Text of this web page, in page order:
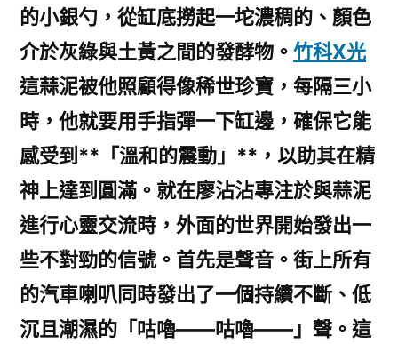
的小銀勺，從缸底撈起一坨濃稠的、顏色
介於灰綠與土黃之間的發酵物。 竹科X光
這蒜泥被他照顧得像稀世珍寶，每隔三小
時，他就要用手指彈一下缸邊，確保它能
感受到**「溫和的震動」**，以助其在精
神上達到圓滿。就在廖沾沾專注於與蒜泥
進行心靈交流時，外面的世界開始發出一
些不對勁的信號。首先是聲音。街上所有
的汽車喇叭同時發出了一個持續不斷、低
沉且潮濕的「咕嚕——咕嚕——」聲。這